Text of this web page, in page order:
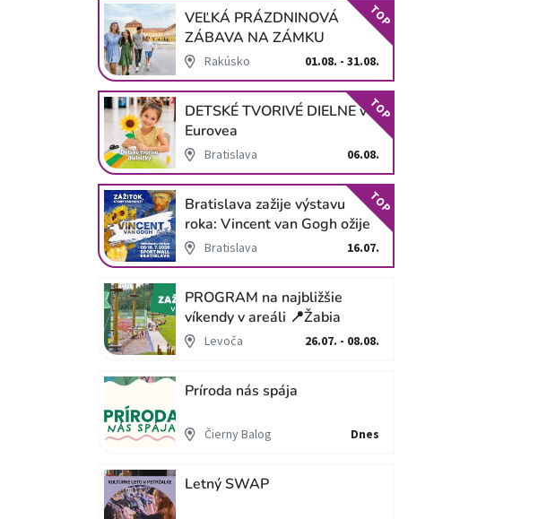
VEĽKÁ PRÁZDNINOVÁ
ZÁBAVA NA ZÁMKU
SCHLOSS HOF
Rakúsko 01.08. - 31.08.
TOP
DETSKÉ TVORIVÉ DIELNE v
Eurovea
Bratislava 06.08.
TOP
Bratislava zažije výstavu
roka: Vincent van Gogh ožije
v unikátnej imerzívnej šou!
Bratislava 16.07.
TOP
PROGRAM na najbližšie
víkendy v areáli 📍Žabia
cestaLevoča 26.07. - 08.08.
Príroda nás spája
Čierny Balog Dnes
Letný SWAP